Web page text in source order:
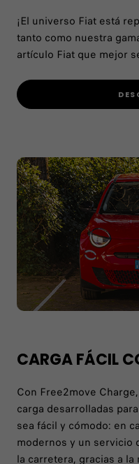
¡El universo Fiat está
tanto como nuestra
artículo Fiat que mejor
CARGA FÁCIL
Con Free2move
carga desarrolladas
sea fácil y cómodo: en
modernos y un servicio
la carretera, gracias a